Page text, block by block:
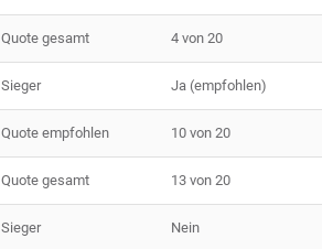
Quote gesamt 4 von 20
Sieger Ja (empfohlen)
Quote empfohlen 10 von 20
Quote gesamt 13 von 20
Sieger Nein